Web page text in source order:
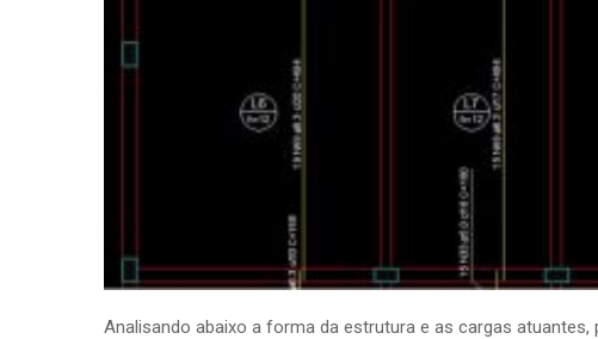
Analisando abaixo a forma da estrutura e as cargas